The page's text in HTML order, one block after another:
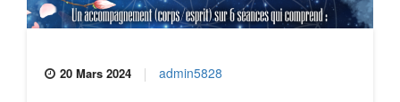
20 Mars 2024 admin5828